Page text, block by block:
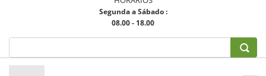
Segunda a Sábado :
08.00 - 18.00